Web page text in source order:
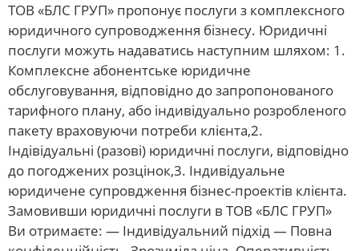
ТОВ «БЛС ГРУП» пропонує послуги з комплексного
юридичного супроводження бізнесу. Юридичні
послуги можуть надаватись наступним шляхом: 1.
Комплексне абонентське юридичне
обслуговування, відповідно до запропонованого
тарифного плану, або індивідуально розробленого
пакету враховуючи потреби клієнта,2.
Індівідуальні (разові) юридичні послуги, відповідно
до погоджених розцінок,3. Індивідуальне
юридичене супровдження бізнес-проектів клієнта.
Замовивши юридичні послуги в ТОВ «БЛС ГРУП»
Ви отримаєте: — Індивідуальний підхід — Повна